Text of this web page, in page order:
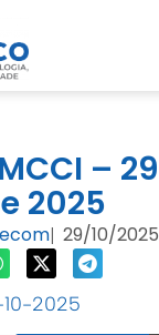
–
2025
| 29/10/2025
2025